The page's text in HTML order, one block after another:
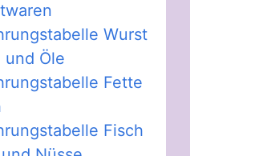
Wurst
und Öle
Fette
Fisch